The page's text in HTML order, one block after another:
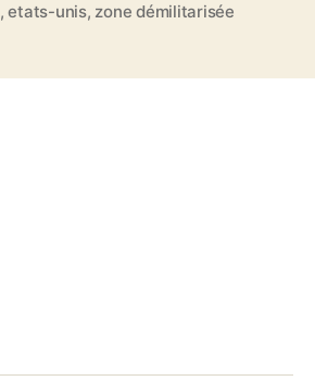
,etats-unis, zone démilitarisée